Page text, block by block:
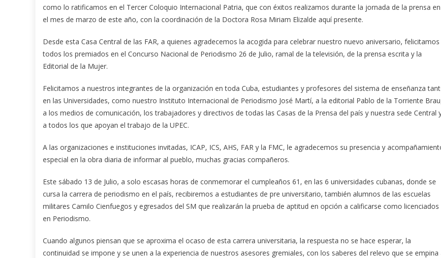
como lo ratificamos en el Tercer Coloquio Internacional Patria, que con éxitos realizamos durante la jornada de la prensa en
el mes de marzo de este año, con la coordinación de la Doctora Rosa Miriam Elizalde aquí presente.
Desde esta Casa Central de las FAR, a quienes agradecemos la acogida para celebrar nuestro nuevo aniversario,
todos los premiados en el Concurso Nacional de Periodismo 26 de Julio, ramal de la televisión, de la prensa escrita y la
Editorial de la Mujer.
Felicitamos a nuestros integrantes de la organización en toda Cuba, estudiantes y profesores del sistema de enseñanza
en las Universidades, como nuestro Instituto Internacional de Periodismo José Martí, a la editorial Pablo de la Torriente
a los medios de comunicación, los trabajadores y directivos de todas las Casas de la Prensa del país y nuestra sede Central
a todos los que apoyan el trabajo de la UPEC.
A las organizaciones e instituciones invitadas, ICAP, ICS, AHS, FAR y la FMC, le agradecemos su presencia y
especial en la obra diaria de informar al pueblo, muchas gracias compañeros.
Este sábado 13 de Julio, a solo escasas horas de conmemorar el cumpleaños 61, en las 6 universidades cubanas, donde se
cursa la carrera de periodismo en el país, recibiremos a estudiantes de pre universitario, también alumnos de las escuelas
militares Camilo Cienfuegos y egresados del SM que realizarán la prueba de aptitud en opción a calificarse como licenciados
en Periodismo.
Cuando algunos piensan que se aproxima el ocaso de esta carrera universitaria, la respuesta no se hace esperar, la
continuidad se impone y se unen a la experiencia de nuestros asesores gremiales, con los saberes del relevo que se empina